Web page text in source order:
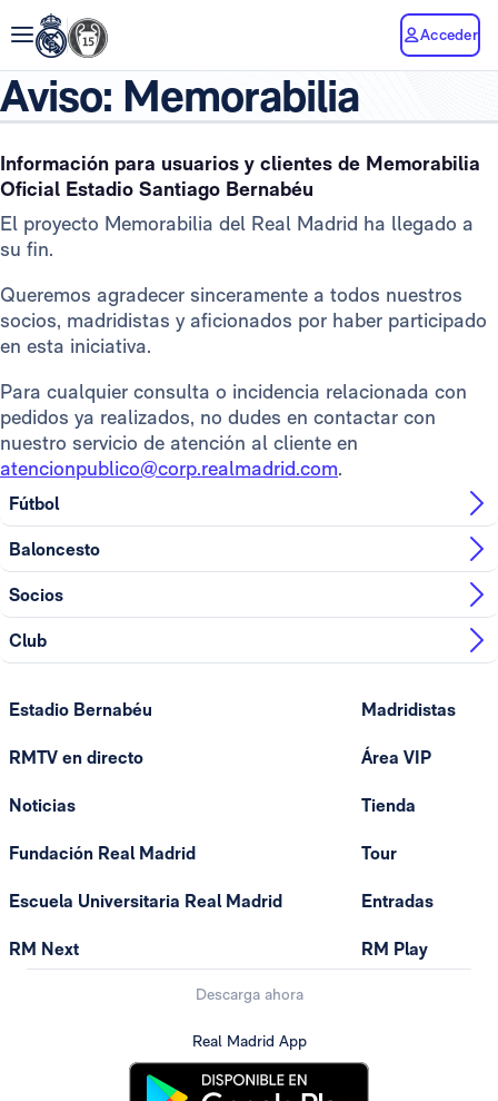
Acceder
Aviso: Memorabilia
Información para usuarios y clientes de Memorabilia
Oficial Estadio Santiago Bernabéu
El proyecto Memorabilia del Real Madrid ha llegado a
su fin.
Queremos agradecer sinceramente a todos nuestros
socios, madridistas y aficionados por haber participado
en esta iniciativa.
Para cualquier consulta o incidencia relacionada con
pedidos ya realizados, no dudes en contactar con
nuestro servicio de atención al cliente en
atencionpublico@corp.realmadrid.com.
Fútbol
Baloncesto
Socios
Club
Estadio Bernabéu
RMTV en directo
Noticias
Fundación Real Madrid
Escuela Universitaria Real Madrid
RM Next
Madridistas
Área VIP
Tienda
Tour
Entradas
RM Play
Descarga ahora
Real Madrid App